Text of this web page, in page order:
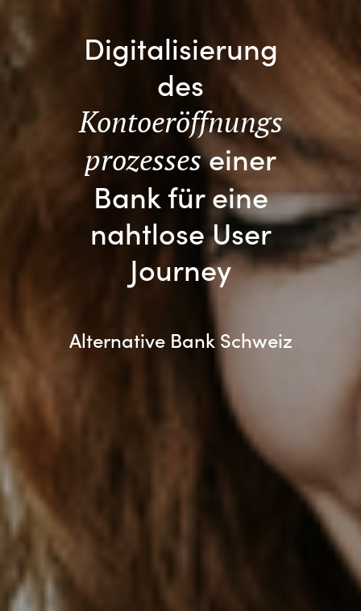
Digitalisierung
des
Kontoeröffnungs
prozesseseiner
Bank für eine
nahtlose User
Journey
Alternative Bank Schweiz